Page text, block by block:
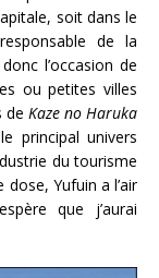
soit dans le
de la
l’occasion de
ou petites villes
de Kaze no Haruka
principal univers
du tourisme
dose, Yufuin a l’air
que j’aurai